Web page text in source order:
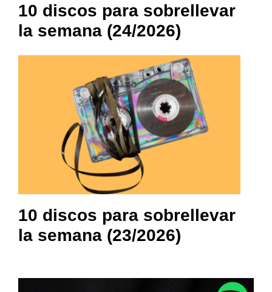
10 discos para sobrellevar
la semana (24/2026)
10 discos para sobrellevar
la semana (23/2026)